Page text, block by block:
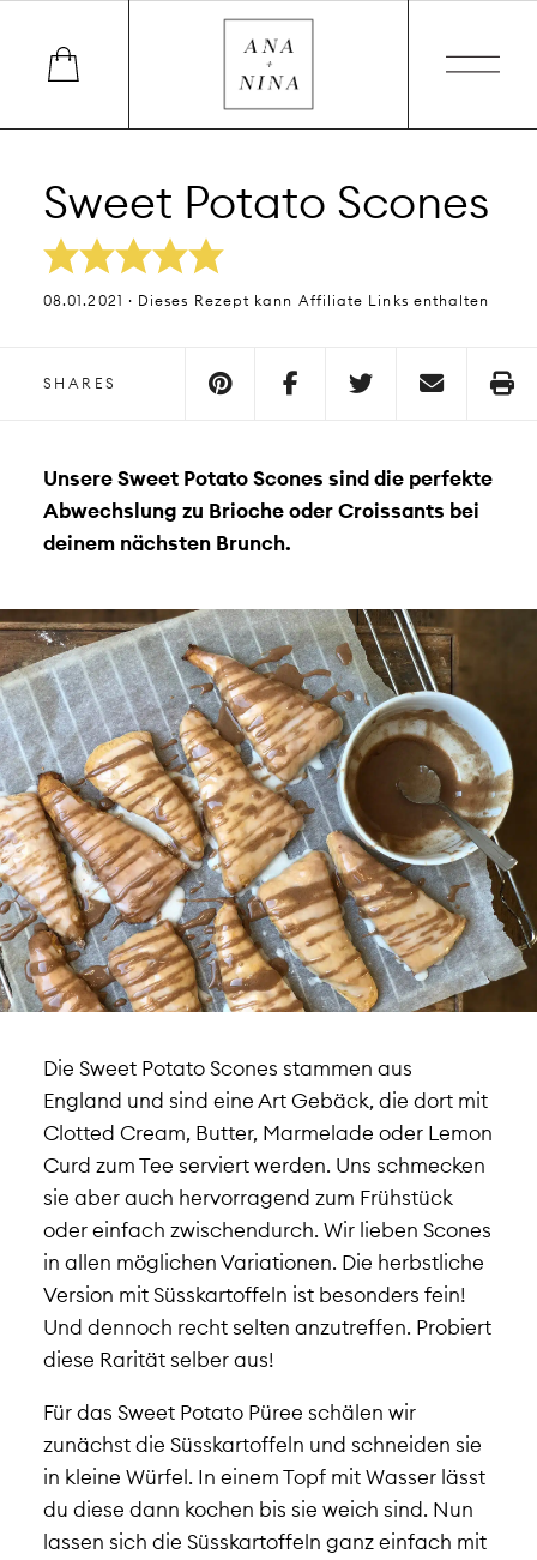
Sweet Potato Scones
08.01.2021 · Dieses Rezept kann Affiliate Links enthalten
SHARES
Unsere Sweet Potato Scones sind die perfekte
Abwechslung zu Brioche oder Croissants bei
deinem nächsten Brunch.
Die Sweet Potato Scones stammen aus
England und sind eine Art Gebäck, die dort mit
Clotted Cream, Butter, Marmelade oder Lemon
Curd zum Tee serviert werden. Uns schmecken
sie aber auch hervorragend zum Frühstück
oder einfach zwischendurch. Wir lieben Scones
in allen möglichen Variationen. Die herbstliche
Version mit Süsskartoffeln ist besonders fein!
Und dennoch recht selten anzutreffen. Probiert
diese Rarität selber aus!
Für das Sweet Potato Püree schälen wir
zunächst die Süsskartoffeln und schneiden sie
in kleine Würfel. In einem Topf mit Wasser lässt
du diese dann kochen bis sie weich sind. Nun
lassen sich die Süsskartoffeln ganz einfach mit